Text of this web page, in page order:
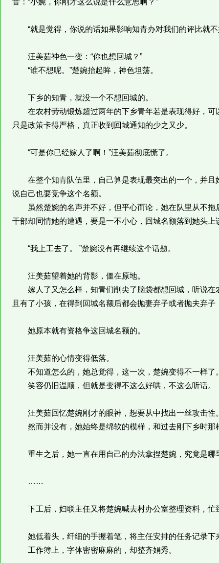
音：“小婉，你刚才这么说是什么意思啊？”
“就是觉得，你说的话如果影响知青办对我们的评比就不
汪美茹神色一变：“你也想回城？”
“谁不想呢。”楚婉抬起眸，神色坦荡。
下乡的知青，就没一个不想回城的。
在农村劳动锻炼超过两年的下乡青年若是表现得好，可
只是政策卡得严格，真正收到回城通知的少之又少。
“可是你已经嫁人了啊！”汪美茹彻底慌了。
在整个知青队伍里，自己算是表现最突出的一个，并且
说自己也要竞争这个名额。
虽然楚婉的名声并不好，但平心而论，她在队里从不拖
干部却同情她的遭遇，要是一不小心，回城名额落到她头上
“我上工去了。 ”楚婉没有再继续这个话题。
汪美茹望着她的背影，僵在原地。
嫁人了又怎么样，知青们削尖了脑袋都想回城，听说在
且有了小孩，在得到回城名额后都会抛妻弃子或者抛夫弃
她原本就有资格争这回城名额的。
汪美茹的心情变得低落。
不知道怎么的，她总觉得，这一次，楚婉变得不一样了
笑容仍旧温顺，但就是变得不这么好哄，不这么听话。
汪美茹回忆楚婉刚才的眼神，想要从中找出一丝攻击性
然而并没有，她始终是绵软的模样，和过去刚下乡时那
重生之后，她一直在用自己的办法拿捏楚婉，究竟是哪
……
下工后，妇联主任又将楚婉喊去村办公室整理资料，忙
她低着头，纤细的手握着笔，将主任安排的任务记录下
工作簿上，字体密密麻麻的，却整齐娟秀。